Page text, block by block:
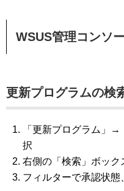
WSUS管理コンソ
更新プログラムの検
「更新プログラム」
択
右側の「検索」ボッ
フィルターで承認状